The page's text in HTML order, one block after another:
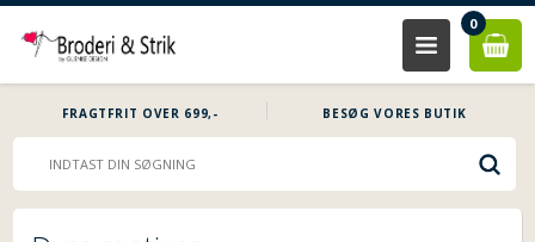
0
FRAGTFRIT OVER 699,- BESØG VORES BUTIK